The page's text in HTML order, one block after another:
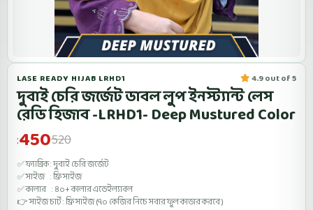
LASE READY HIJAB LRHD1 4.9 out of 5
দুবাই চেরি জর্জেট ডাবল লুপ ইনস্ট্যান্ট লেস
রেডি হিজাব -LRHD1- Deep Mustured Color
:450520
✅ ফ্যাব্রিক : দুবাই চেরি জর্জেট
✅ সাইজ : ফ্রি সাইজ
✅ কালার : ৪০+ কালার এভেইল্যাবল
👉 সাইজ চার্ট : ফ্রি সাইজ (৭০ কেজির নিচে সবার ফুল কাভার করবে )